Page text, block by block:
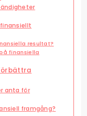
resultat?
finansiella
anta för
framgång?